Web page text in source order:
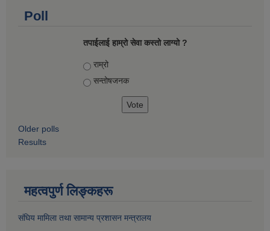
Poll
तपाईलाई हाम्रो सेवा कस्तो लाग्यो ?
Choices
राम्रो
सन्तोषज‍नक
Older polls
Results
महत्वपुर्ण लिङ्कहरू
संघिय मामिला तथा सामान्य प्रशासन मन्त्रालय